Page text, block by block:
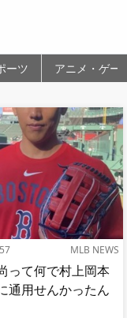
ーツ アニメ・ゲー
MLB NEWS
って何で村上岡本
通用せんかったん